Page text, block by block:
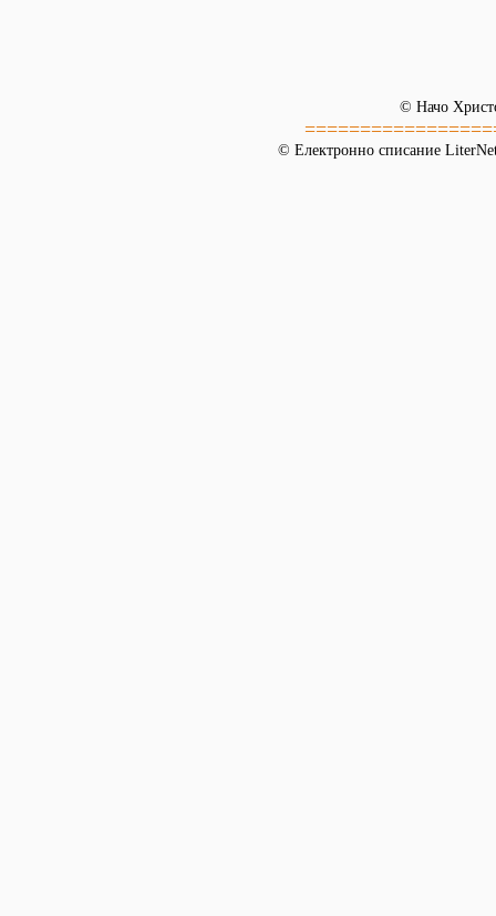
© Начо
© Електронно списание